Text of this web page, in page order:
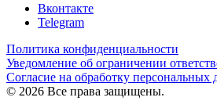
Вконтакте
Telegram
Политика конфиденциальности
Уведомление об ограничении
Согласие на обработку персональных
© 2026 Все права защищены.